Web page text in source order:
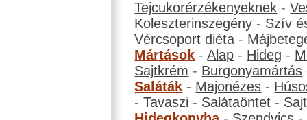
Tejcukorérzékenyeknek -
Koleszterinszegény - Szív
Vércsoport diéta -
Mártások -Alap - Hideg -
Sajtkrém - Burgonyamártás
Saláták - Majonézes -
-Tavaszi - Salátaöntet -